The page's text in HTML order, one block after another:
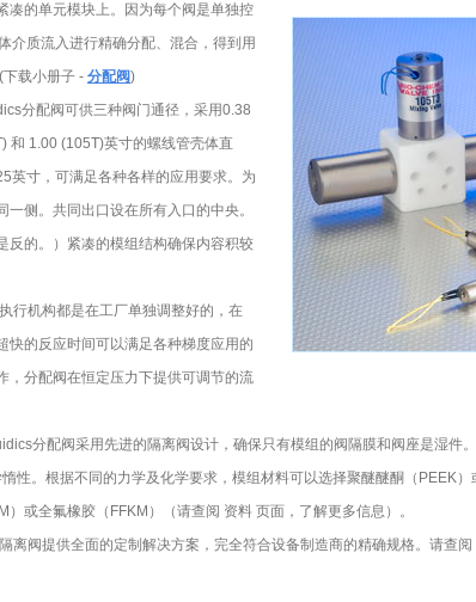
凑的单元模块上。因为每个阀是单独控
介质流入进行精确分配、混合，得到用
载小册子 - 分配阀)
分配阀可供三种阀门通径，采用0.38
和 1.00 (105T)英寸的螺线管壳体直
英寸，可满足各种各样的应用要求。为
侧。共同出口设在所有入口的中央。
反的。）紧凑的模组结构确保内容积较
行机构都是在工厂单独调整好的，在
快的反应时间可以满足各种梯度应用的
，分配阀在恒定压力下提供可调节的流
分配阀采用先进的隔离阀设计，确保只有模组的阀隔膜和阀座是湿件
惰性。根据不同的力学及化学要求，模组材料可以选择聚醚醚酮（PEEK
或全氟橡胶（FFKM）（请查阅 资料 页面，了解更多信息）。
离阀提供全面的定制解决方案，完全符合设备制造商的精确规格。请查阅